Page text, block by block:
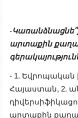
-
արտաքին
- 1. Եվրոպական
Հայաստան, 2.
արտաքին